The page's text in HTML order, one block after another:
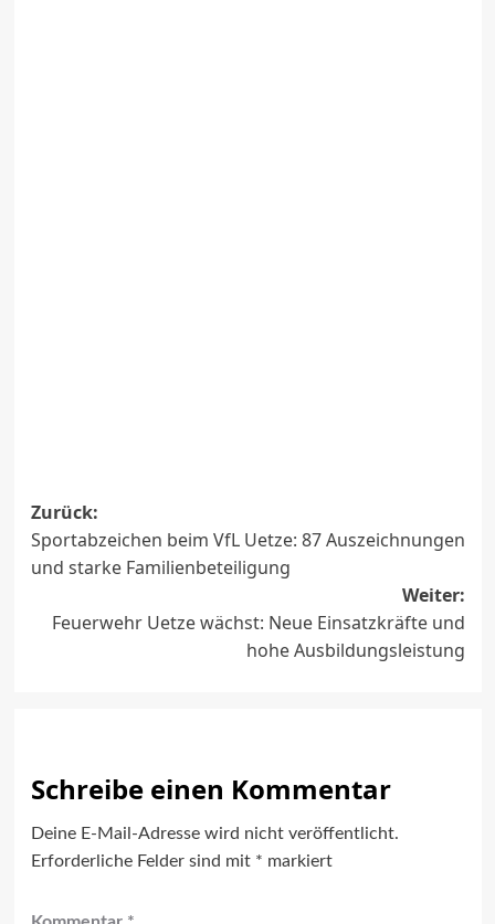
Beitragsnavigation
Zurück:
Sportabzeichen beim VfL Uetze: 87 Auszeichnungen
und starke Familienbeteiligung
Weiter:
Feuerwehr Uetze wächst: Neue Einsatzkräfte und
hohe Ausbildungsleistung
Schreibe einen Kommentar
Deine E-Mail-Adresse wird nicht veröffentlicht.
Erforderliche Felder sind mit * markiert